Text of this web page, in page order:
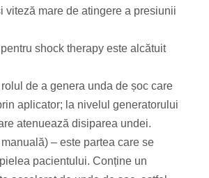
viteză mare de atingere a presiunii
shock therapy este alcătuit
de a genera unda de șoc care
aplicator; la nivelul generatorului
atenuează disiparea undei.
– este partea care se
pacientului. Conține un